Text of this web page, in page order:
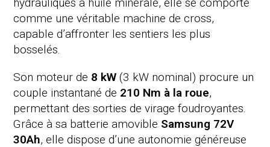
comme une véritable machine de cross,
capable d’affronter les sentiers les plus
bosselés.
Son moteur de 8 kW (3 kW nominal) procure un
couple instantané de 210 Nm à la roue,
permettant des sorties de virage foudroyantes.
Grâce à sa batterie amovible Samsung 72V
30Ah, elle dispose d’une autonomie généreuse